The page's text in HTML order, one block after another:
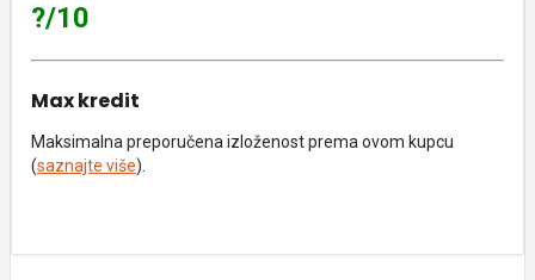
?/10
Max kredit
Maksimalna preporučena izloženost prema ovom kupcu
(saznajte više).